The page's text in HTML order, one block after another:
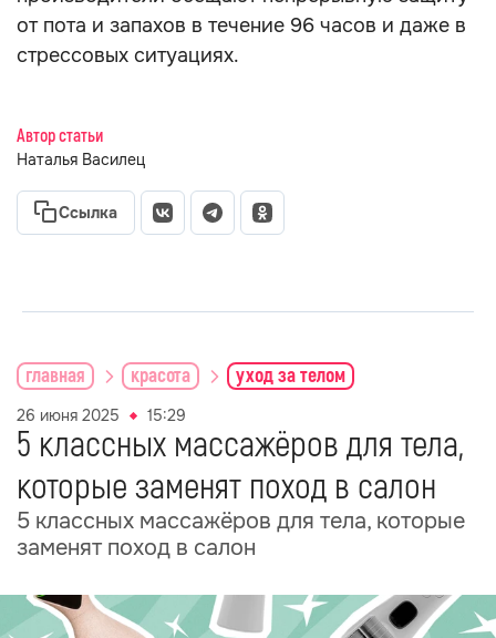
от пота и запахов в течение 96 часов и даже в
стрессовых ситуациях.
Автор статьи
Наталья Василец
Ссылка
главная красота уход за телом
26 июня 2025 15:29
5 классных массажёров для тела,
которые заменят поход в салон
5 классных массажёров для тела, которые
заменят поход в салон